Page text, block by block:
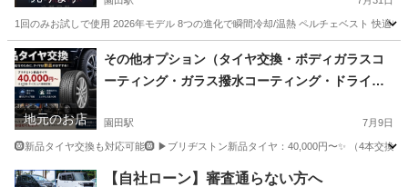
1回のみお試しで使用 2026年モデル 8つの進化で瞬間冷却/温熱 ペルチェベスト 快適
兵庫 尼崎市 園田駅 季節、空調家電 温熱
地元のお店
その他オプション（タイヤ交換・ボディガラスコ
ーティング・ガラス撥水コーティング・ドライブ
施工）
園田駅 7月9日
🛞新品タイヤ交換も対応可能🛞 ▶ブリヂストン新品タイヤ：40,000円〜✨ （4本交換
兵庫 尼崎市 園田駅 その他 モデル
【自社ローン】審査通らない方へ